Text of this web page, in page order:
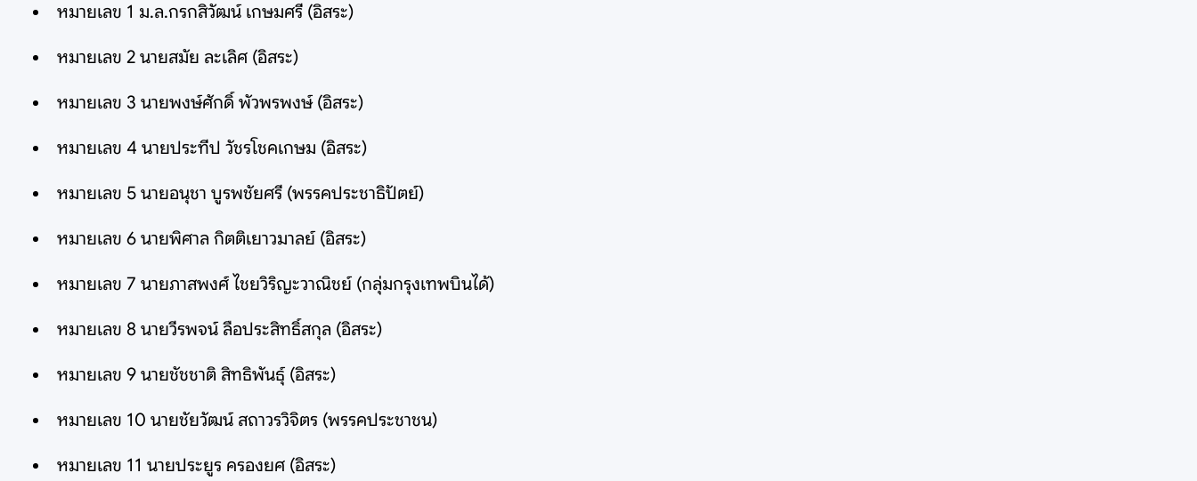
หมายเลข 1 ม.ล.กรกสิวัฒน์ เกษมศรี (อิสระ)
หมายเลข 2 นายสมัย ละเลิศ (อิสระ)
หมายเลข 3 นายพงษ์ศักดิ์ พัวพรพงษ์ (อิสระ)
หมายเลข 4 นายประทีป วัชรโชคเกษม (อิสระ)
หมายเลข 5 นายอนุชา บูรพชัยศรี (พรรคประชาธิปัตย์)
หมายเลข 6 นายพิศาล กิตติเยาวมาลย์ (อิสระ)
หมายเลข 7 นายภาสพงศ์ ไชยวิริญะวาณิชย์ (กลุ่มกรุงเทพบินได้)
หมายเลข 8 นายวีรพจน์ ลือประสิทธิ์สกุล (อิสระ)
หมายเลข 9 นายชัชชาติ สิทธิพันธุ์ (อิสระ)
หมายเลข 10 นายชัยวัฒน์ สถาวรวิจิตร (พรรคประชาชน)
หมายเลข 11 นายประยูร ครองยศ (อิสระ)